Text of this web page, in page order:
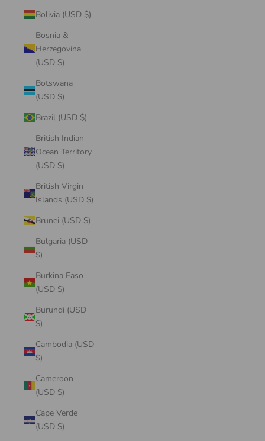
Bolivia (USD $)
Bosnia &
Herzegovina
(USD $)
Botswana
(USD $)
Brazil (USD $)
British Indian
Ocean Territory
(USD $)
British Virgin
Islands (USD $)
Brunei (USD $)
Bulgaria (USD
$)
Burkina Faso
(USD $)
Burundi (USD
$)
Cambodia (USD
$)
Cameroon
(USD $)
Cape Verde
(USD $)